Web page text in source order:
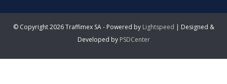
© Copyright 2026 Traffimex SA - Powered by Lightspeed | Designed &
Developed by PSDCenter